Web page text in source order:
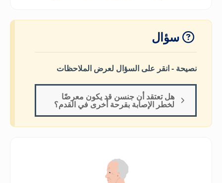
سؤال
نصيحة - انقر على السؤال لعرض الملاحظات
هل تعتقد أن جنسن قد يكون معرضًا
لخطر الإصابة بقرحة أخرى في القدم؟